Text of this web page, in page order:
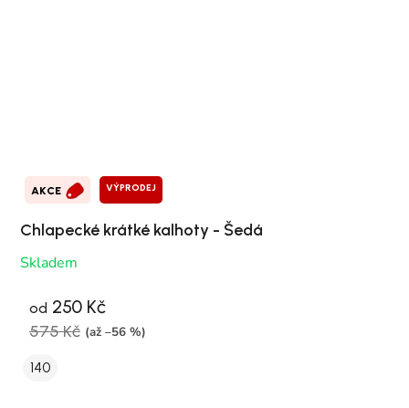
AKCE VÝPRODEJ
Chlapecké krátké kalhoty - Šedá
Skladem
od 250 Kč
575 Kč (až –56 %)
140